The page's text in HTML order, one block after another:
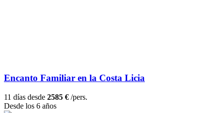
Encanto Familiar en la Costa Licia
11 días desde 2585 € /pers.
Desde los 6 años